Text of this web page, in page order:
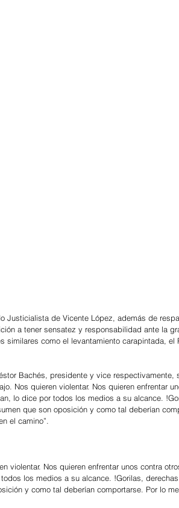
Justicialista de Vicente López, además de
a tener sensatez y responsabilidad ante la
similares como el levantamiento carapintada, el
Bachés, presidente y vice respectivamente,
Nos quieren violentar. Nos quieren enfrentar
lo dice por todos los medios a su alcance.
que son oposición y como tal deberían
el camino”.
violentar. Nos quieren enfrentar unos contra
los medios a su alcance. !Gorilas,
y como tal deberían comportarse. Por lo